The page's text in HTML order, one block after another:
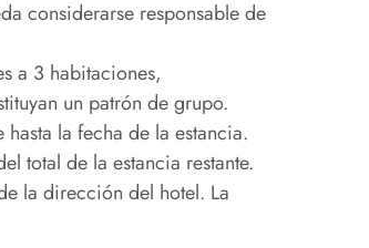
considerarse responsable de
a 3 habitaciones,
un patrón de grupo.
la fecha de la estancia.
total de la estancia restante.
la dirección del hotel. La